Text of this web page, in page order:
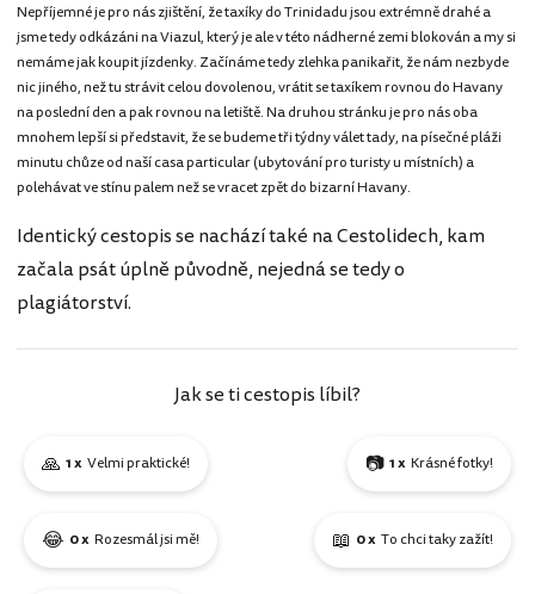
Nepříjemné je pro nás zjištění, že taxíky do Trinidadu jsou extrémně drahé a
jsme tedy odkázáni na Viazul, který je ale v této nádherné zemi blokován a my si
nemáme jak koupit jízdenky. Začínáme tedy zlehka panikařit, že nám nezbyde
nic jiného, než tu strávit celou dovolenou, vrátit se taxíkem rovnou do Havany
na poslední den a pak rovnou na letiště. Na druhou stránku je pro nás oba
mnohem lepší si představit, že se budeme tři týdny válet tady, na písečné pláži
minutu chůze od naší casa particular (ubytování pro turisty u místních) a
polehávat ve stínu palem než se vracet zpět do bizarní Havany.
Identický cestopis se nachází také na Cestolidech, kam
začala psát úplně původně, nejedná se tedy o
plagiátorství.
Jak se ti cestopis líbil?
🙏 1 x Velmi praktické! 📷 1 x Krásné fotky!
😂 0 x Rozesmál jsi mě! 📖 0 x To chci taky zažít!